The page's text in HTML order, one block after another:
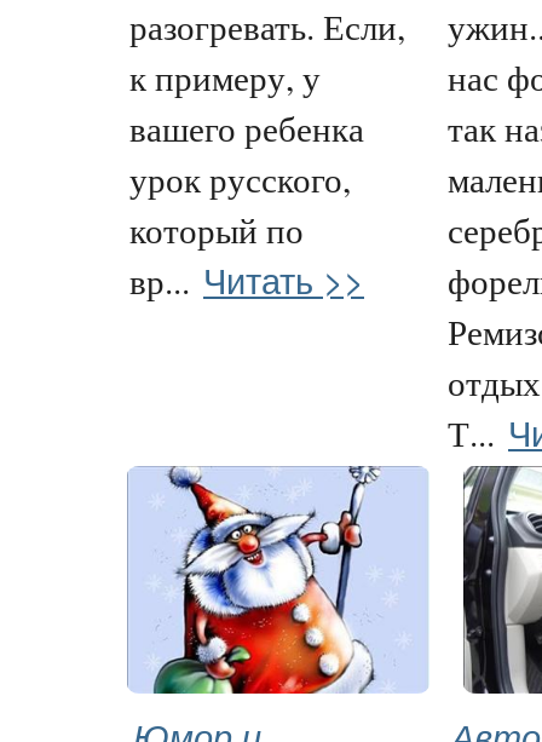
разогревать. Если,
к примеру, у
вашего ребенка
урок русского,
который по
вр... Читать >>
нас
так
Т...